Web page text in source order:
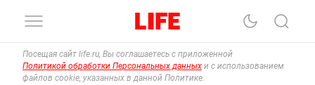
Посещая сайт life.ru, Вы соглашаетесь с приложенной
Политикой обработки Персональных данных и с использованием
файлов cookie, указанных в данной Политике.